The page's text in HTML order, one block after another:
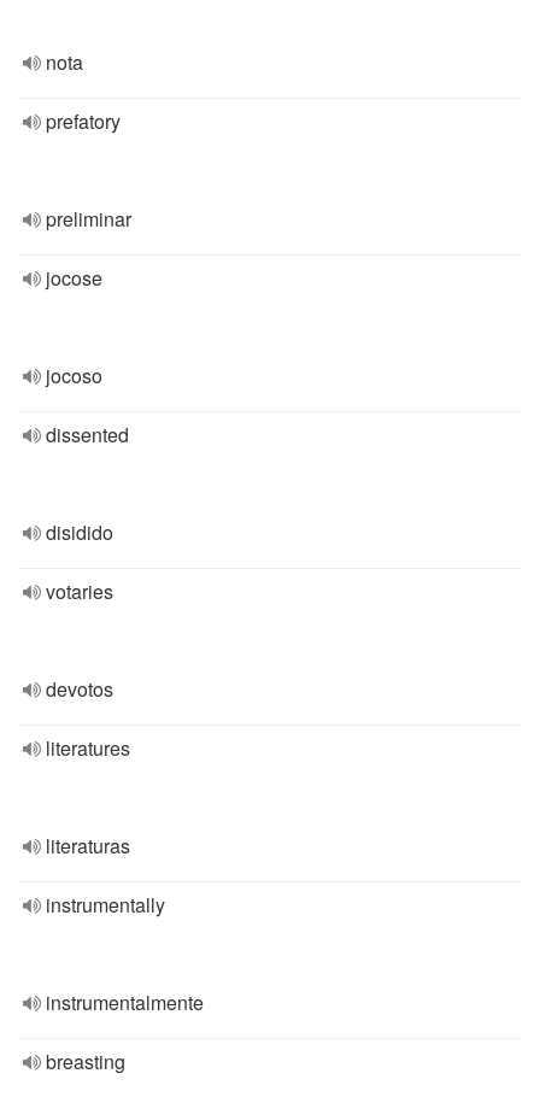
nota
prefatory
preliminar
jocose
jocoso
dissented
disidido
votaries
devotos
literatures
literaturas
instrumentally
instrumentalmente
breasting